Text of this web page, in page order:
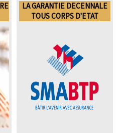
LA GARANTIE DECENNALE
TOUS CORPS D'ETAT